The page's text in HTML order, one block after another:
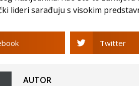
lideri sarađuju s visokim
Twitter
AUTOR